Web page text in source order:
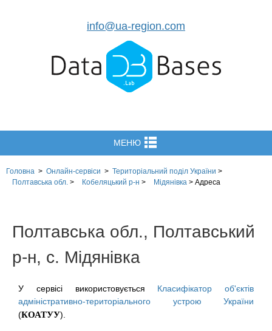
info@ua-region.com
МЕНЮ
Головна > Онлайн-сервіси > Територіальний поділ України >
Полтавська обл. > Кобеляцький р-н > Мідянівка > Адреса
Полтавська обл., Полтавський
р-н, с. Мідянівка
У сервісі використовується Класифікатор об'єктів
адміністративно-територіального устрою України
(КОАТУУ).